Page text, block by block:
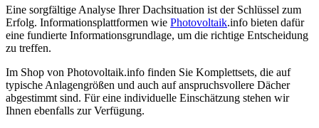
Eine sorgfältige Analyse Ihrer Dachsituation ist der Schlüssel zum
Erfolg. Informationsplattformen wie Photovoltaik.info bieten dafür
eine fundierte Informationsgrundlage, um die richtige Entscheidung
zu treffen.
Im Shop von Photovoltaik.info finden Sie Komplettsets, die auf
typische Anlagengrößen und auch auf anspruchsvollere Dächer
abgestimmt sind. Für eine individuelle Einschätzung stehen wir
Ihnen ebenfalls zur Verfügung.